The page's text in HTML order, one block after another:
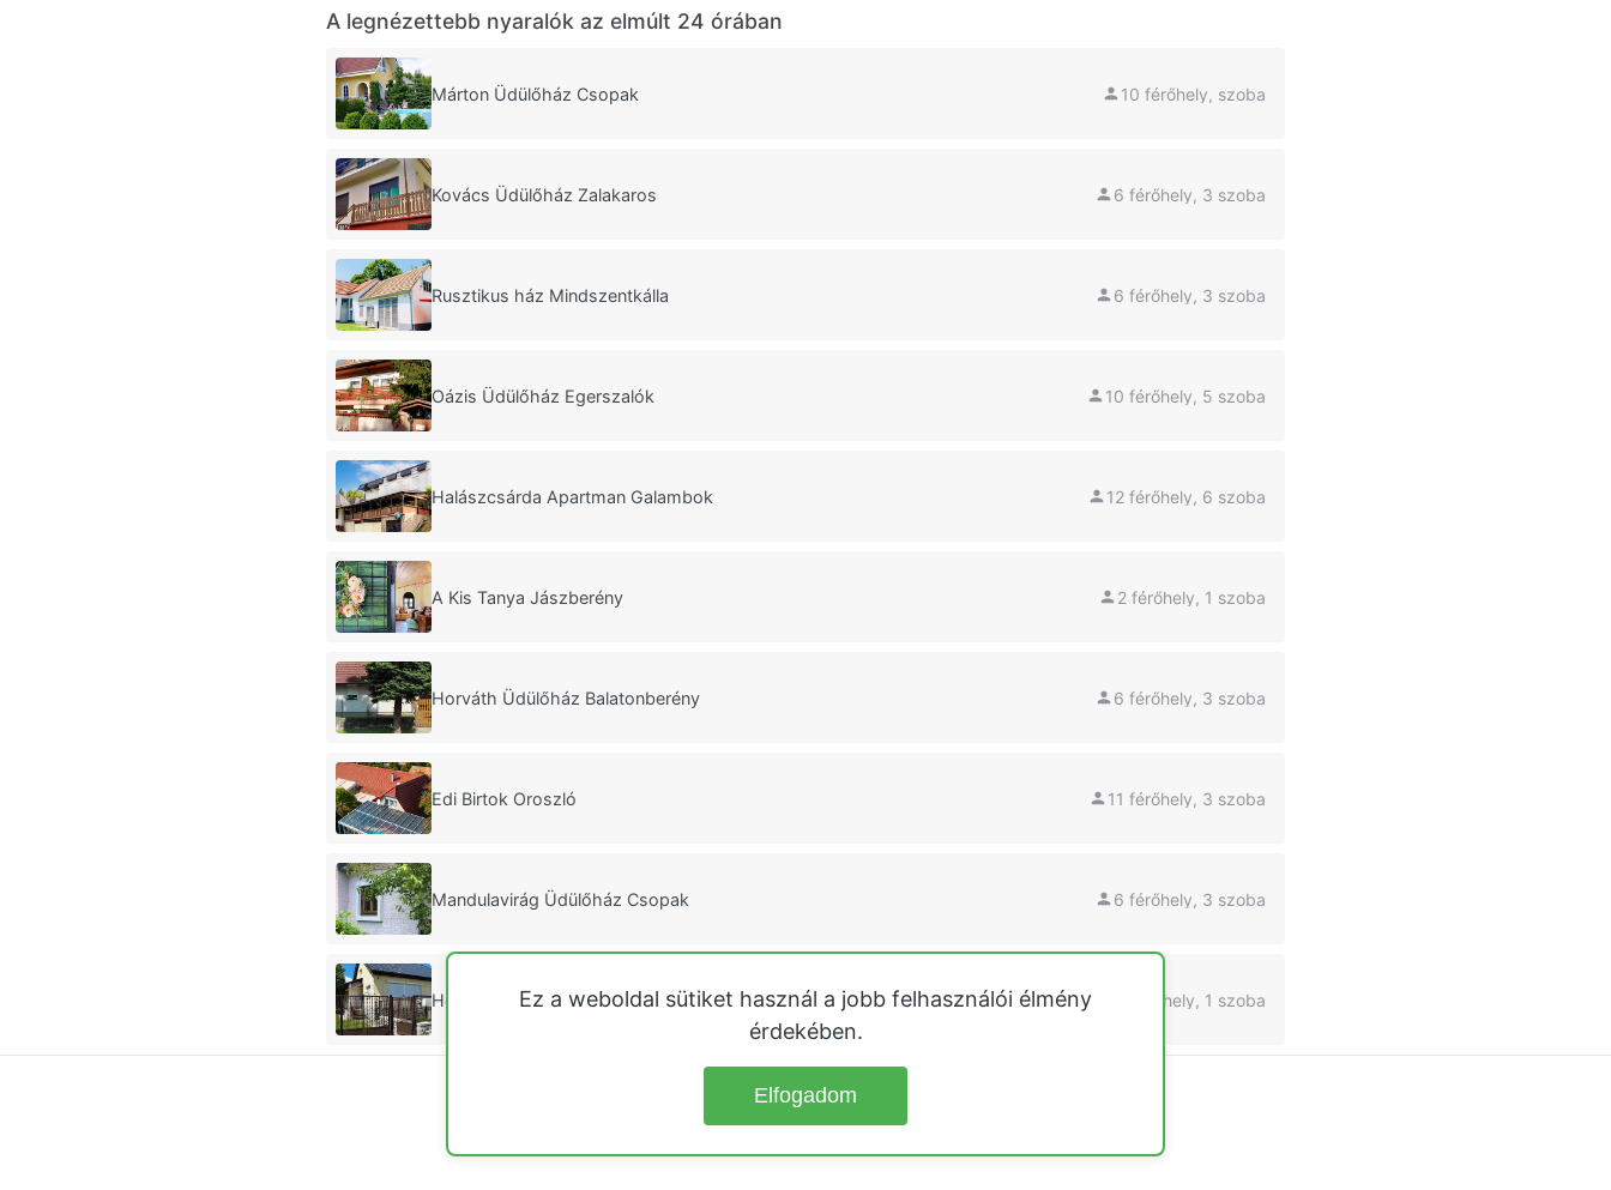
A legnézettebb nyaralók az elmúlt 24 órában
Márton Üdülőház Csopak 10 férőhely, szoba
Kovács Üdülőház Zalakaros 6 férőhely, 3 szoba
Rusztikus ház Mindszentkálla 6 férőhely, 3 szoba
Oázis Üdülőház Egerszalók 10 férőhely, 5 szoba
Halászcsárda Apartman Galambok 12 férőhely, 6 szoba
A Kis Tanya Jászberény 2 férőhely, 1 szoba
Horváth Üdülőház Balatonberény 6 férőhely, 3 szoba
Edi Birtok Oroszló 11 férőhely, 3 szoba
Mandulavirág Üdülőház Csopak 6 férőhely, 3 szoba
Helena Apartman Bogács 6 férőhely, 1 szoba
Ez a weboldal sütiket használ a jobb felhasználói élmény
érdekében.
Elfogadom